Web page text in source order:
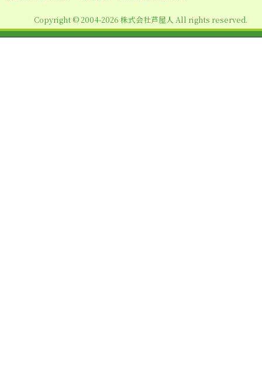
ン
Copyright © 2004-2026 株式会社芦屋人 All rights reserved.